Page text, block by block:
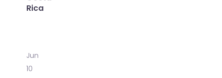
Rica
Jun
10